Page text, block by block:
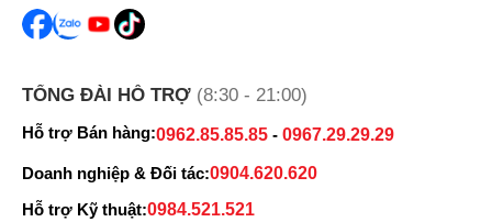
TỔNG ĐÀI HỖ TRỢ (8:30 - 21:00)
Hỗ trợ Bán hàng:0962.85.85.85 - 0967.29.29.29
Doanh nghiệp & Đối tác:0904.620.620
Hỗ trợ Kỹ thuật:0984.521.521